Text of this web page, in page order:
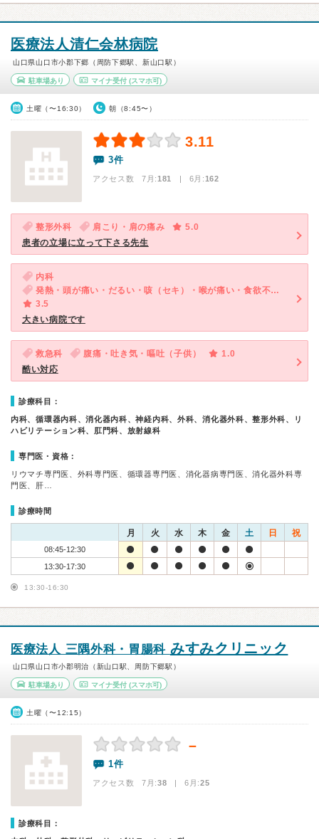
医療法人清仁会林病院
山口県山口市小郡下郷（周防下郷駅、新山口駅）
駐車場あり マイナ受付(スマホ可)
土曜（〜16:30） 朝（8:45〜）
3.11
3件
アクセス数 7月:181 | 6月:162
整形外科 肩こり・肩の痛み
5.0
患者の立場に立って下さる先生
内科
発熱・頭が痛い・だるい・咳（セキ）・喉が痛い・食欲不振・体調不良
3.5
大きい病院です
救急科 腹痛・吐き気・嘔吐（子供）
1.0
酷い対応
診療科目：
内科、循環器内科、消化器内科、神経内科、外科、消化器外科、整形外科、リ
ハビリテーション科、肛門科、放射線科
専門医・資格：
リウマチ専門医、外科専門医、循環器専門医、消化器病専門医、消化器外科専
門医、肝…
診療時間
月 火 水 木 金 土 日 祝
08:45-12:30
13:30-17:30
13:30-16:30
医療法人 三隅外科・胃腸科 みすみクリニック
山口県山口市小郡明治（新山口駅、周防下郷駅）
駐車場あり マイナ受付(スマホ可)
土曜（〜12:15）
－
1件
アクセス数 7月:38 | 6月:25
診療科目：